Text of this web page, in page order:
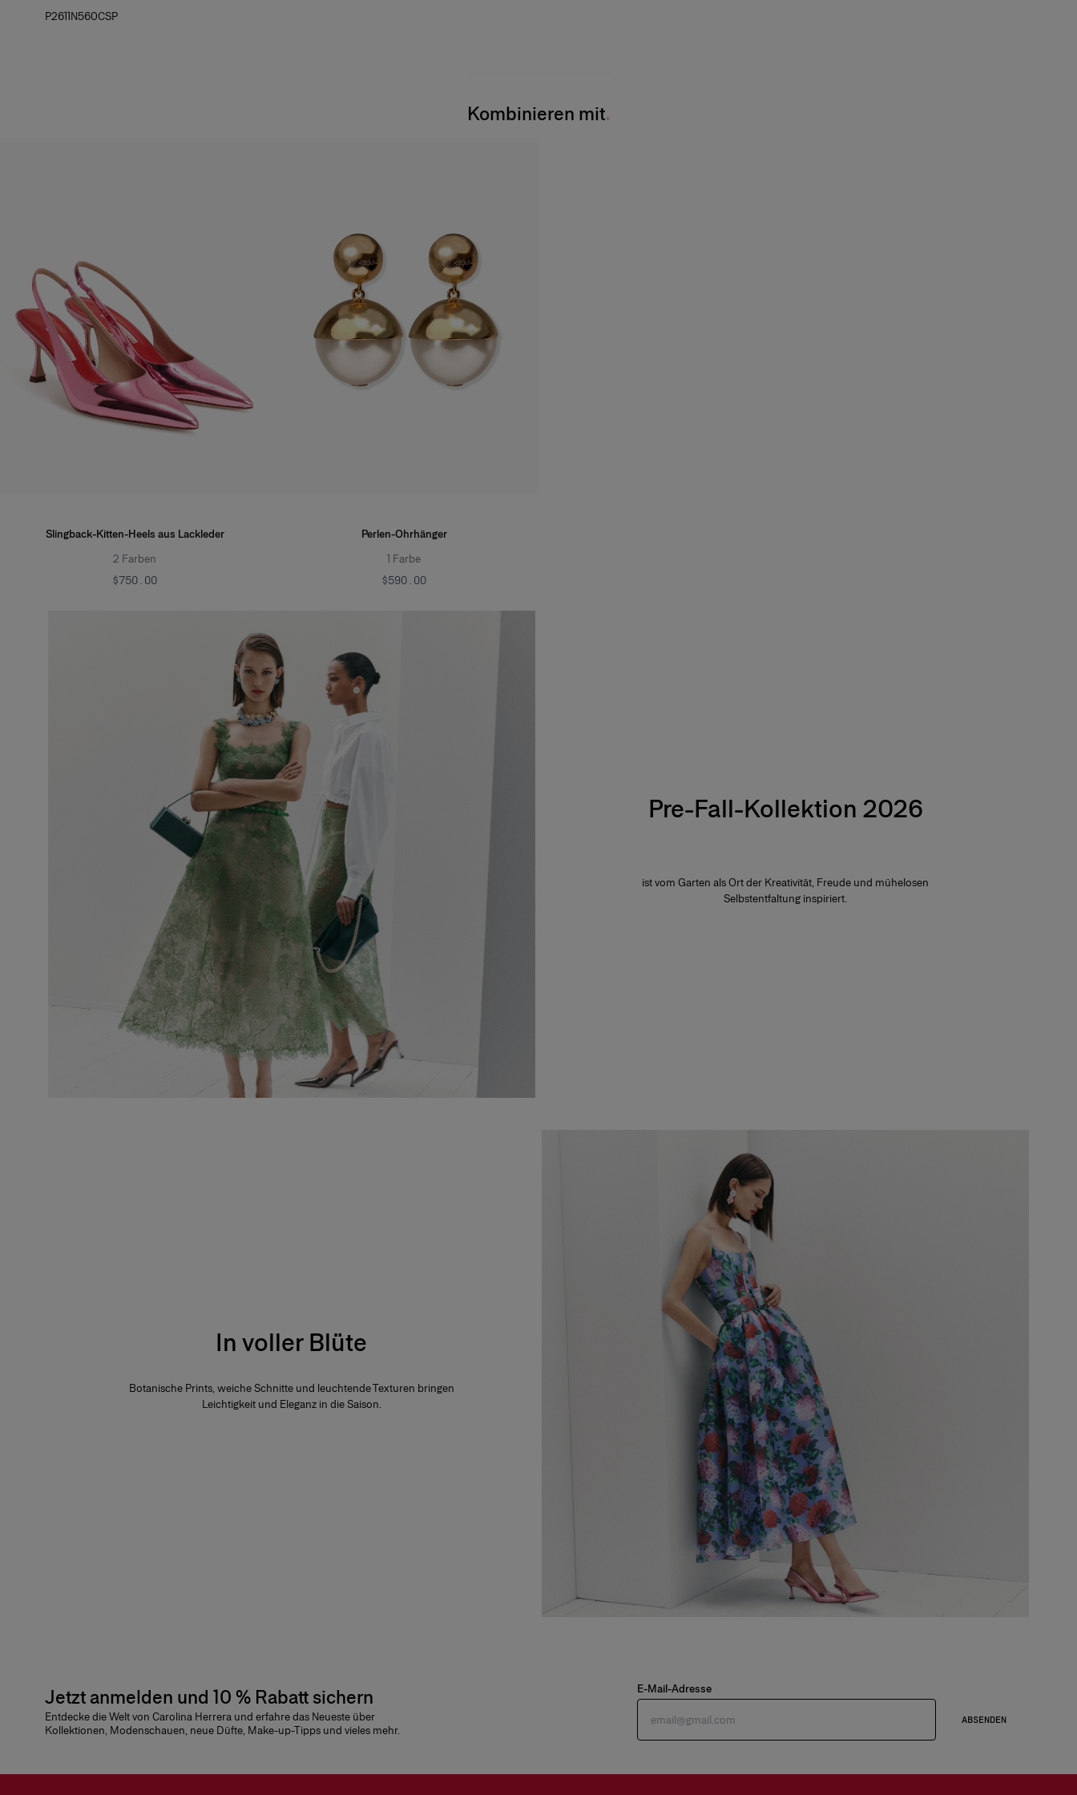
P2611N560CSP
Kombinieren mit
Slingback-Kitten-Heels aus Lackleder
2 Farben
$750.00
Perlen-Ohrhänger
1 Farbe
$590.00
Pre-Fall-Kollektion 2026
ist vom Garten als Ort der Kreativität, Freude und mühelosen
Selbstentfaltung inspiriert.
In voller Blüte
Botanische Prints, weiche Schnitte und leuchtende Texturen bringen
Leichtigkeit und Eleganz in die Saison.
Jetzt anmelden und 10 % Rabatt sichern
Entdecke die Welt von Carolina Herrera und erfahre das Neueste über
Kollektionen, Modenschauen, neue Düfte, Make-up-Tipps und vieles mehr.
E-Mail-Adresse
ABSENDEN